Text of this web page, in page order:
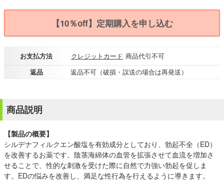
【10％off】定期購入を申し込む
お支払方法 クレジットカード 商品代引不可
返品
返品不可（破損・誤送の場合は再発送）
商品説明
【製品の概要】
シルデナフィルクエン酸塩を有効成分としており、勃起不全（ED）
を改善するお薬です。陰茎海綿体の血管を拡張させて血流を増加さ
せることで、性的な刺激を受けた際に自然で力強い勃起を促しま
す。EDの悩みを改善し、満足な性行為を行えるように導きます。